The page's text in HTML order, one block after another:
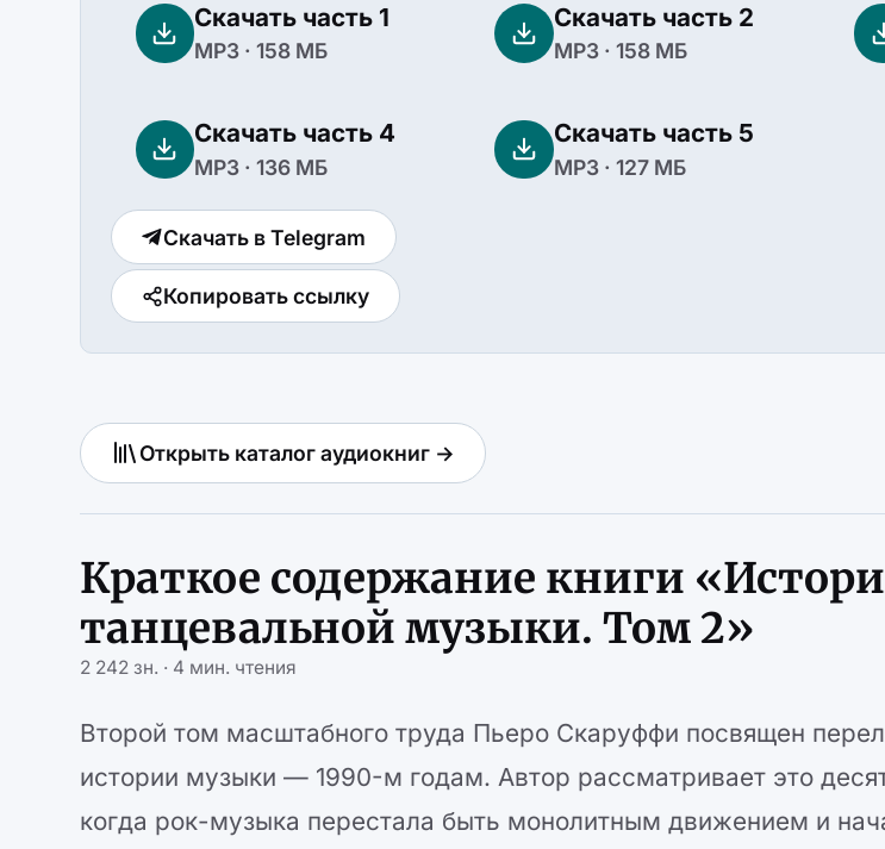
Скачать часть 1
MP3 · 158 МБ
Скачать часть 2
MP3 · 158 МБ
Скачать часть 4
MP3 · 136 МБ
Скачать часть 5
MP3 · 127 МБ
Скачать в Telegram
Копировать ссылку
Открыть каталог аудиокниг →
Краткое содержание книги
танцевальной музыки. Том 2»
2 242 зн. · 4 мин. чтения
Второй том масштабного труда Пьеро Скаруффи посвящен
истории музыки — 1990-м годам. Автор рассматривает это
когда рок-музыка перестала быть монолитным движением и